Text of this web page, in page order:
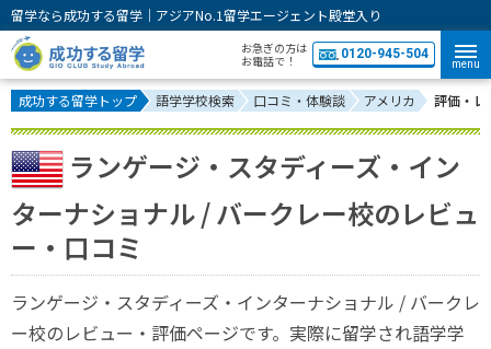
留学なら成功する留学｜アジアNo.1留学エージェント殿堂入り
お急ぎの方は
お電話で！
0120-945-504
menu
成功する留学トップ 語学学校検索 口コミ・体験談 アメリカ 評価・レ
ランゲージ・スタディーズ・イン
ターナショナル / バークレー校のレビュ
ー・口コミ
ランゲージ・スタディーズ・インターナショナル / バークレ
ー校のレビュー・評価ページです。実際に留学され語学学